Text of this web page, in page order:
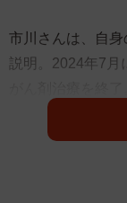
市川さんは、自
説明。2024年7月
抗がん剤治療時
を明かしていま